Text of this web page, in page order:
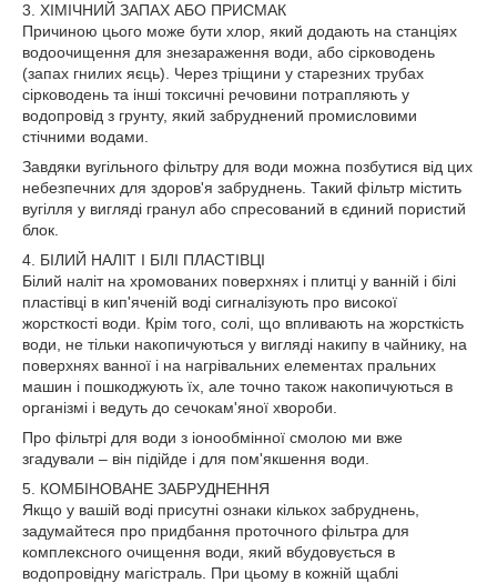
3. ХІМІЧНИЙ ЗАПАХ АБО ПРИСМАК
Причиною цього може бути хлор, який додають на станціях
водоочищення для знезараження води, або сірководень
(запах гнилих яєць). Через тріщини у старезних трубах
сірководень та інші токсичні речовини потрапляють у
водопровід з грунту, який забруднений промисловими
стічними водами.
Завдяки вугільного фільтру для води можна позбутися від цих
небезпечних для здоров'я забруднень. Такий фільтр містить
вугілля у вигляді гранул або спресований в єдиний пористий
блок.
4. БІЛИЙ НАЛІТ І БІЛІ ПЛАСТІВЦІ
Білий наліт на хромованих поверхнях і плитці у ванній і білі
пластівці в кип'яченій воді сигналізують про високої
жорсткості води. Крім того, солі, що впливають на жорсткість
води, не тільки накопичуються у вигляді накипу в чайнику, на
поверхнях ванної і на нагрівальних елементах пральних
машин і пошкоджують їх, але точно також накопичуються в
організмі і ведуть до сечокам'яної хвороби.
Про фільтрі для води з іонообмінної смолою ми вже
згадували – він підійде і для пом'якшення води.
5. КОМБІНОВАНЕ ЗАБРУДНЕННЯ
Якщо у вашій воді присутні ознаки кількох забруднень,
задумайтеся про придбання проточного фільтра для
комплексного очищення води, який вбудовується в
водопровідну магістраль. При цьому в кожній щаблі